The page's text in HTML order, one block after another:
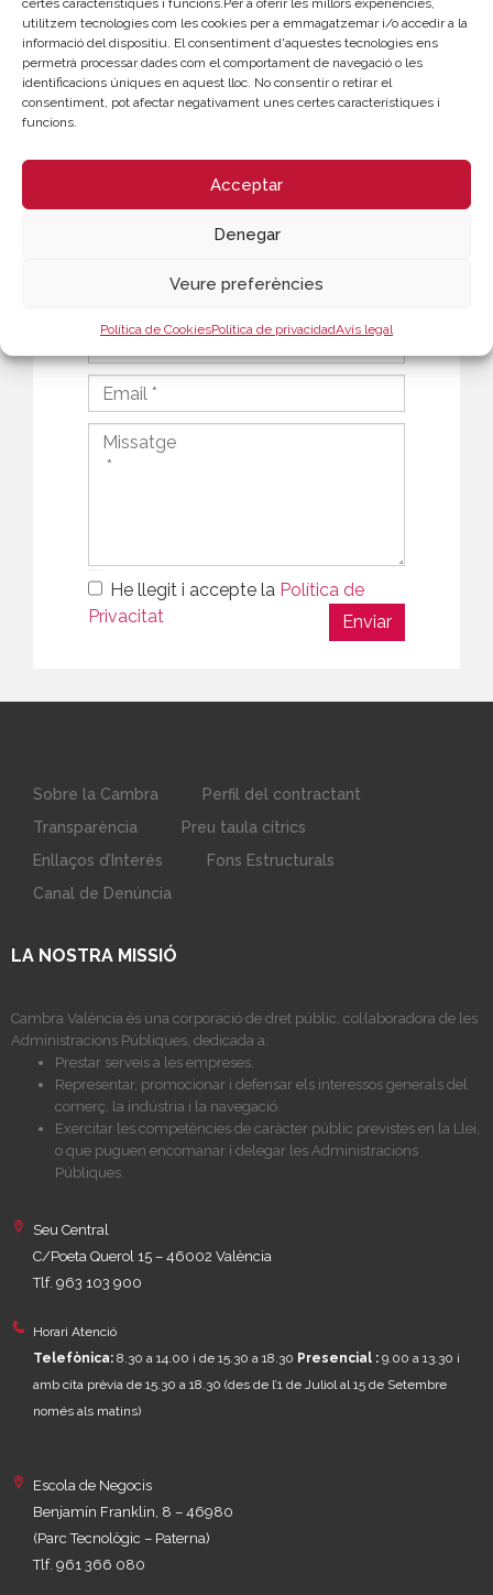
certes característiques i funcions.Per a oferir les millors experiències,
utilitzem tecnologies com les cookies per a emmagatzemar i/o accedir a la
informació del dispositiu. El consentiment d'aquestes tecnologies ens
permetrà processar dades com el comportament de navegació o les
identificacions úniques en aquest lloc. No consentir o retirar el
consentiment, pot afectar negativament unes certes característiques i
funcions.
Acceptar
Denegar
Veure preferències
Política de CookiesPolítica de privacidadAvís legal
Susana Martínez
963 103 905
smartinez@camaravalencia.com
He llegit i accepte la Política de
Privacitat
Sobre la Cambra
Perfil del contractant
Transparència
Preu taula cítrics
Enllaços d’Interés
Fons Estructurals
Canal de Denúncia
LA NOSTRA MISSIÓ
Cambra València és una corporació de dret públic, col·laboradora de les
Administracions Públiques, dedicada a:
Prestar serveis a les empreses.
Representar, promocionar i defensar els interessos generals del
comerç, la indústria i la navegació.
Exercitar les competències de caràcter públic previstes en la Llei,
o que puguen encomanar i delegar les Administracions
Públiques.
Seu Central
C/Poeta Querol 15 – 46002 València
Tlf. 963 103 900
Horari Atenció
Telefònica: 8.30 a 14.00 i de 15.30 a 18.30 Presencial : 9.00 a 13.30 i
amb cita prèvia de 15.30 a 18.30 (des de l’1 de Juliol al 15 de Setembre
només als matins)
Escola de Negocis
Benjamín Franklin, 8 – 46980
(Parc Tecnològic – Paterna)
Tlf. 961 366 080